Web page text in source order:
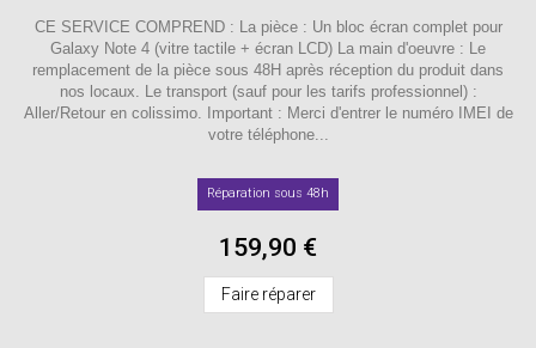
CE SERVICE COMPREND : La pièce : Un bloc écran complet pour
Galaxy Note 4 (vitre tactile + écran LCD) La main d'oeuvre : Le
remplacement de la pièce sous 48H après réception du produit dans
nos locaux. Le transport (sauf pour les tarifs professionnel) :
Aller/Retour en colissimo. Important : Merci d'entrer le numéro IMEI de
votre téléphone...
Réparation sous 48h
159,90 €
Faire réparer